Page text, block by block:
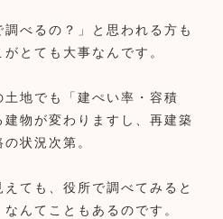
調べるの？」と思われる方も
とても大事なんです。
地でも「建ぺい率・容積
物が変わりますし、再建築
状況次第。
ても、役所で調べてみると
なんてこともあるのです。